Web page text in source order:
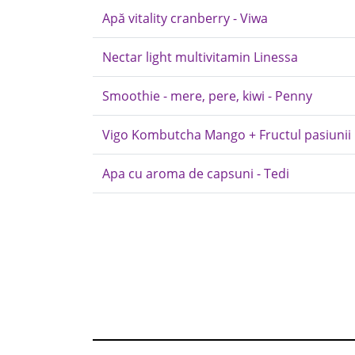
Apă vitality cranberry - Viwa
Nectar light multivitamin Linessa
Smoothie - mere, pere, kiwi - Penny
Vigo Kombutcha Mango + Fructul pasiunii
Apa cu aroma de capsuni - Tedi